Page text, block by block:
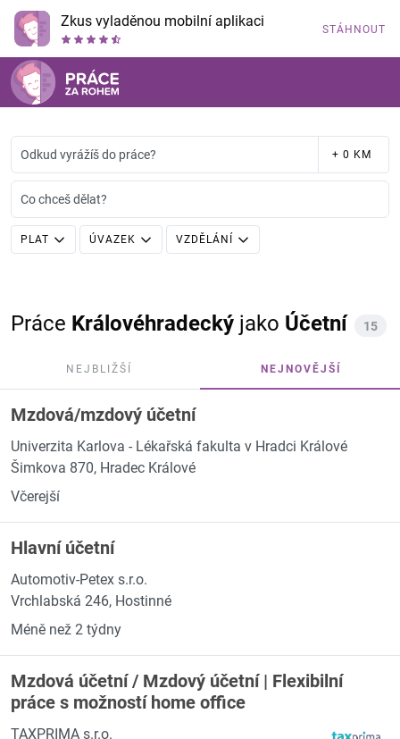
Zkus vyladěnou mobilní aplikaci STÁHNOUT
Odkud vyrážíš do práce? + 0 KM
Co chceš dělat?
PLAT ÚVAZEK VZDĚLÁNÍ
Práce Královéhradecký jako Účetní 15
NEJBLIŽŠÍ NEJNOVĚJŠÍ
Mzdová/mzdový účetní
Univerzita Karlova - Lékařská fakulta v Hradci Králové
Šimkova 870, Hradec Králové
Včerejší
Hlavní účetní
Automotiv-Petex s.r.o.
Vrchlabská 246, Hostinné
Méně než 2 týdny
Mzdová účetní / Mzdový účetní | Flexibilní
práce s možností home office
TAXPRIMA s.r.o.